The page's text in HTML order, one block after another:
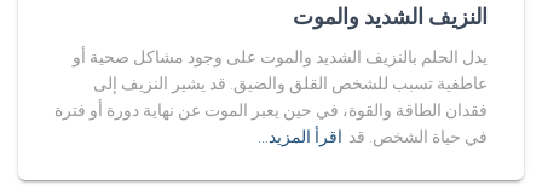
النزيف الشديد والموت
يدل الحلم بالنزيف الشديد والموت على وجود مشاكل صحية أو
عاطفية تسبب للشخص القلق والضيق. قد يشير النزيف إلى
فقدان الطاقة والقوة، في حين يعبر الموت عن نهاية دورة أو فترة
في حياة الشخص. قد اقرأ المزيد…